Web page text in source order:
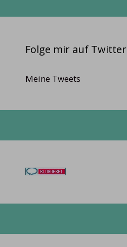
Folge mir auf Twitter
Meine Tweets